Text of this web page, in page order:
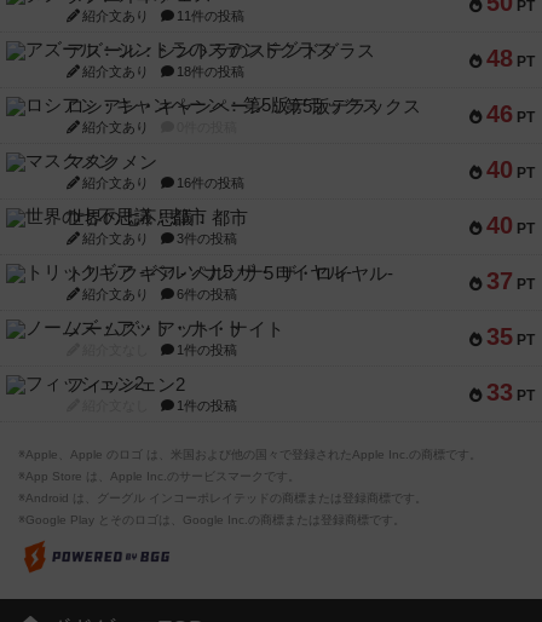
PT
紹介文あり 11件の投稿
48 PT
アズール：シントラのステンドグラス
紹介文あり 18件の投稿
46 PT
ロシアン・キャンペーン：第5版デラックス
紹介文あり
40 PT
マスクメン
紹介文あり 16件の投稿
40 PT
世界の七不思議：都市
紹介文あり 3件の投稿
37 PT
トリックギア - ペルソナ5 ザ・ロイヤル-
紹介文あり 6件の投稿
35 PT
ノームズ・アット・ナイト
1件の投稿
33 PT
フィッシェン2
1件の投稿
※Apple、Apple のロゴ は、米国および他の国々で登録されたApple Inc.の商標です。
※App Store は、Apple Inc.のサービスマークです。
※Android は、グーグル インコーポレイテッドの商標または登録商標です。
※Google Play とそのロゴは、Google Inc.の商標または登録商標です。